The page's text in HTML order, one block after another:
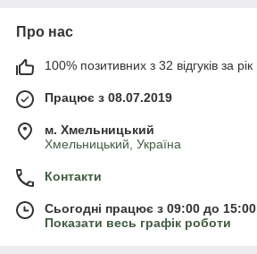
Про нас
100% позитивних з 32 відгуків за рік
Працює з 08.07.2019
м. Хмельницький
Хмельницький, Україна
Контакти
Сьогодні працює з 09:00 до 15:00
Показати весь графік роботи